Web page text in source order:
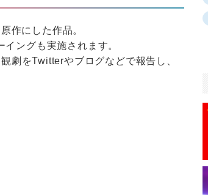
作にした作品。
ングも実施されます。
劇をTwitterやブログなどで報告し、